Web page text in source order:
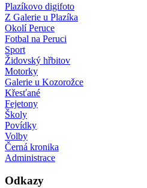
Plazíkovo digifoto
Z Galerie u Plazíka
Okolí Peruce
Fotbal na Peruci
Sport
Židovský hřbitov
Motorky
Galerie u Kozorožce
Křesťané
Fejetony
Školy
Povídky
Volby
Černá kronika
Administrace
Odkazy